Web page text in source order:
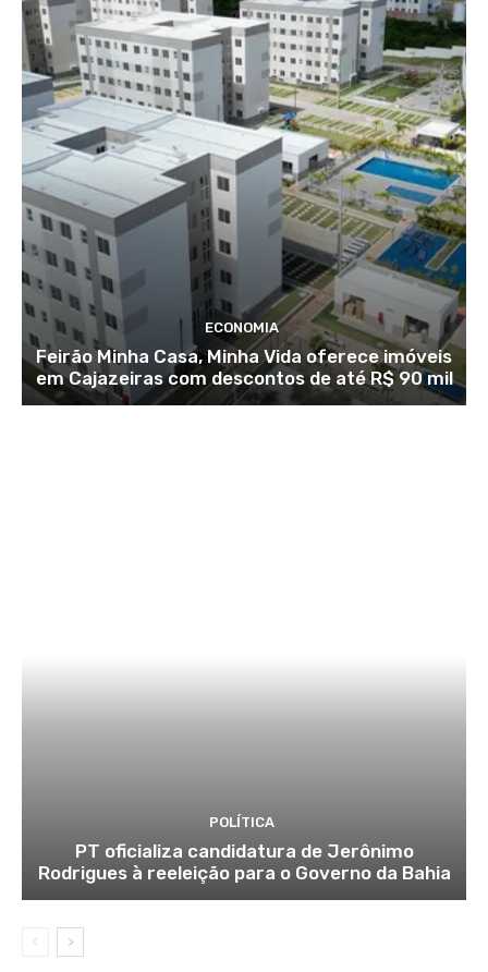
ECONOMIA
Feirão Minha Casa, Minha Vida oferece imóveis
em Cajazeiras com descontos de até R$ 90 mil
POLÍTICA
PT oficializa candidatura de Jerônimo
Rodrigues à reeleição para o Governo da Bahia